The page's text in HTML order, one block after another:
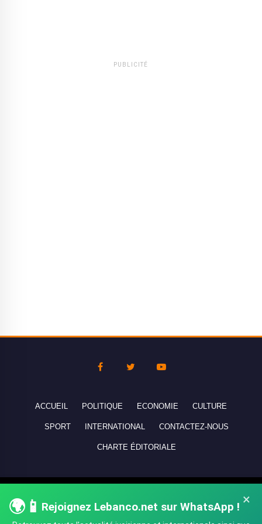
PUBLICITÉ
×
🌍📱 Rejoignez Lebanco.net sur WhatsApp !
ACCUEIL POLITIQUE ECONOMIE CULTURE
SPORT INTERNATIONAL CONTACTEZ-NOUS
CHARTE ÉDITORIALE
réservés - All rights reserved.